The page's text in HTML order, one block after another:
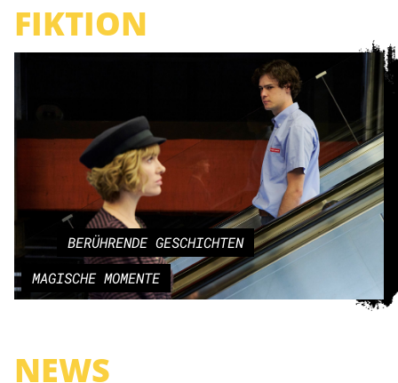
FIKTION
BERÜHRENDE GESCHICHTEN
MAGISCHE MOMENTE
NEWS